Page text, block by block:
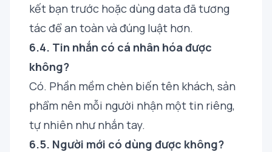
kết bạn trước hoặc dùng data đã tương
tác để an toàn và đúng luật hơn.
6.4. Tin nhắn có cá nhân hóa được
không?
Có. Phần mềm chèn biến tên khách, sản
phẩm nên mỗi người nhận một tin riêng,
tự nhiên như nhắn tay.
6.5. Người mới có dùng được không?